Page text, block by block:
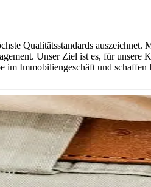
Qualitätsstandards auszeichnet.
Unser Ziel ist es, für unsere
Immobiliengeschäft und